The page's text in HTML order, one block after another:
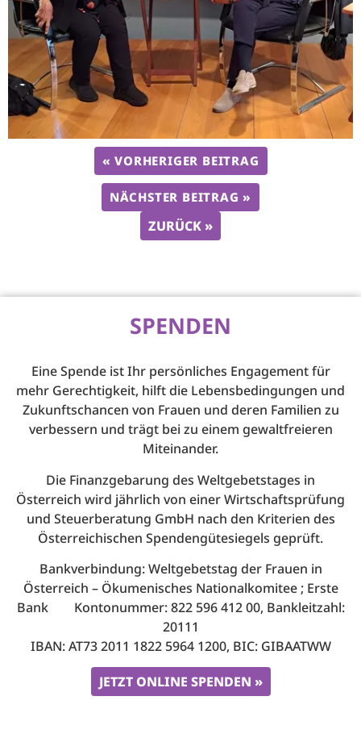
ZURÜCK »
« VORHERIGER BEITRAG
NÄCHSTER BEITRAG »
SPENDEN
Eine Spende ist Ihr persönliches Engagement für
mehr Gerechtigkeit, hilft die Lebensbedingungen und
Zukunftschancen von Frauen und deren Familien zu
verbessern und trägt bei zu einem gewaltfreieren
Miteinander.
Die Finanzgebarung des Weltgebetstages in
Österreich wird jährlich von einer Wirtschaftsprüfung
und Steuerberatung GmbH nach den Kriterien des
Österreichischen Spendengütesiegels geprüft.
Bankverbindung: Weltgebetstag der Frauen in
Österreich – Ökumenisches Nationalkomitee ; Erste
Bank Kontonummer: 822 596 412 00, Bankleitzahl:
20111
IBAN: AT73 2011 1822 5964 1200, BIC: GIBAATWW
JETZT ONLINE SPENDEN »